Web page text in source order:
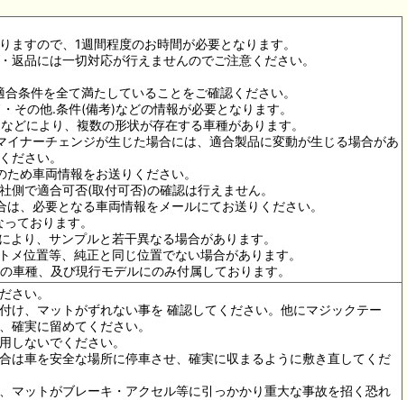
ますので、1週間程度のお時間が必要となります。
返品には一切対応が行えませんのでご注意ください。
条件を全て満たしていることをご確認ください。
その他.条件(備考)などの情報が必要となります。
どにより、複数の形状が存在する車種があります。
イナーチェンジが生じた場合には、適合製品に変動が生じる場合があ
ださい。
め車両情報をお送りください。
側で適合可否(取付可否)の確認は行えません。
、必要となる車両情報をメールにてお送りください。
ております。
より、サンプルと若干異なる場合があります。
メ位置等、純正と同じ位置でない場合があります。
車種、及び現行モデルにのみ付属しております。
さい。
け、マットがずれない事を 確認してください。他にマジックテー
確実に留めてください。
しないでください。
は車を安全な場所に停車させ、確実に収まるように敷き直してくだ
マットがブレーキ・アクセル等に引っかかり重大な事故を招く恐れ